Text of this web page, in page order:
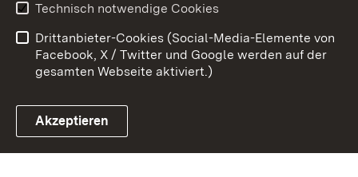
Link zum Landesportal
Barrierefreiheit
Impressum Cookies
Technisch notwendige Cookies
Drittanbieter-Cookies (Social-Media-Elemente von
Facebook, X / Twitter und Google werden auf der
gesamten Webseite aktiviert.)
Akzeptieren